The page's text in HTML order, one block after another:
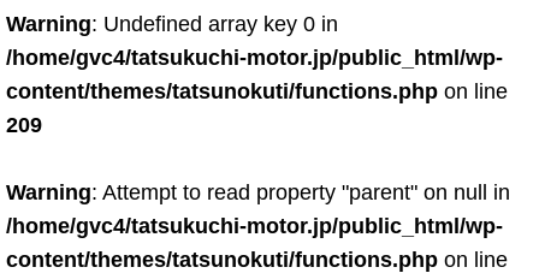
4427
050-5268-
8009
2318
0024
2424
4430
Warning: Undefined array key 0 in
/home/gvc4/tatsukuchi-motor.jp/public_html/wp-
content/themes/tatsunokuti/functions.php on line
209
Warning: Attempt to read property "parent" on null in
/home/gvc4/tatsukuchi-motor.jp/public_html/wp-
content/themes/tatsunokuti/functions.php on line